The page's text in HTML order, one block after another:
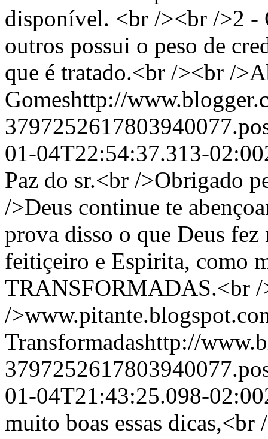
disponível. <br /><br />2 -
outros possui o peso de
que é tratado.<br /><br /
Gomeshttp://
01-04T22:54:37.313-
Paz do sr.<br />Obrigado
/>Deus continue te
prova disso o que Deus
feitiçeiro e Espirita, como
TRANSFORMADAS.<br
/
Transformadashttp://
01-04T21:43:25.098-
muito boas essas